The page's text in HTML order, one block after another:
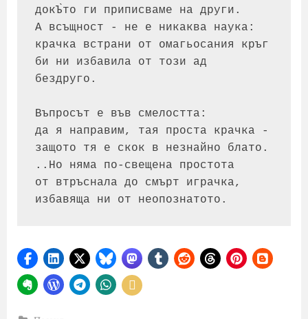
докЪ̀то ги приписваме на други.
А всъщност - не е никаква наука:
крачка встрани от омагьосания кръг
би ни избавила от този ад
бездруго.
Въпросът е във смелостта:
да я направим, тая проста крачка -
защото тя е скок в незнайно блато.
..Но няма по-свещена простота
от втръснала до смърт играчка,